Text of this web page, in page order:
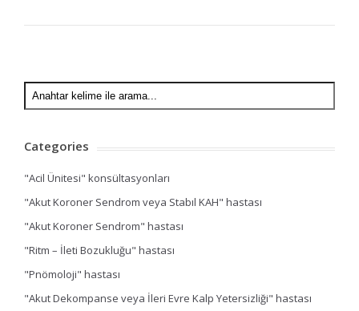
Categories
"Acil Ünitesi" konsültasyonları
"Akut Koroner Sendrom veya Stabıl KAH" hastası
"Akut Koroner Sendrom" hastası
"Ritm – İleti Bozukluğu" hastası
"Pnömoloji" hastası
"Akut Dekompanse veya İleri Evre Kalp Yetersizliği" hastası